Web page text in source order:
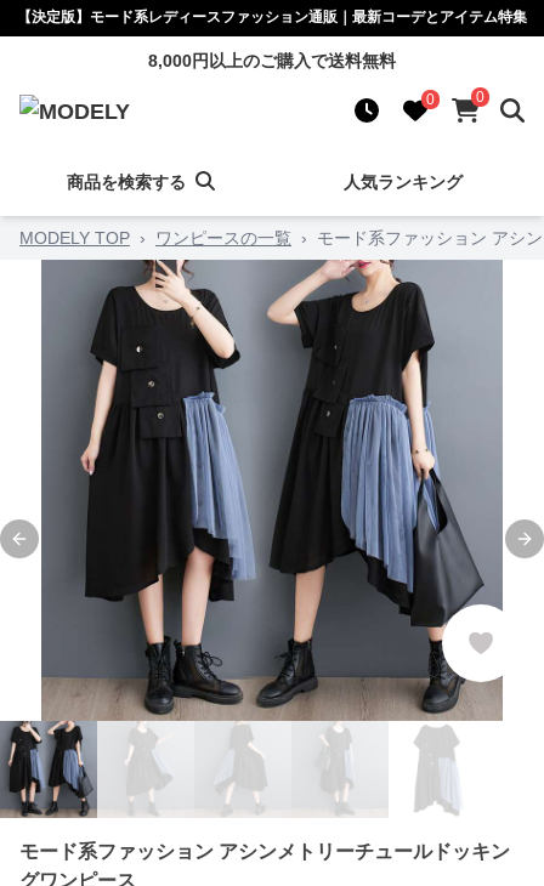
【決定版】モード系レディースファッション通販｜最新コーデとアイテム特集
8,000円以上のご購入で送料無料
0 0
商品を検索する 人気ランキング
MODELY TOP › ワンピースの一覧 › モード系ファッション アシ
Previous slide
モード系ファッション アシンメトリーチュールドッキン
グワンピース